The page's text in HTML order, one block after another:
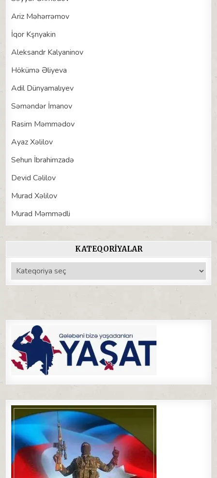
Ariz Məhərrəmov
İqor Kşnyakin
Aleksandr Kalyaninov
Hökümə Əliyeva
Adil Dünyamalıyev
Səməndər İmanov
Rasim Məmmədov
Ayaz Xəlilov
Sehun İbrahimzadə
Devid Cəlilov
Murad Xəlilov
Murad Məmmədli
KATEQORIYALAR
Kateqoriyalar